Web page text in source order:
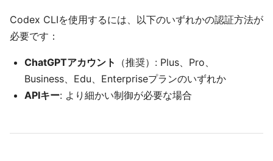
Codex CLIを使用するには、以下のいずれかの認証方法が
必要です：
ChatGPTアカウント
（推奨）: Plus、Pro、
Business、Edu、Enterpriseプランのいずれか
APIキー: より細かい制御が必要な場合